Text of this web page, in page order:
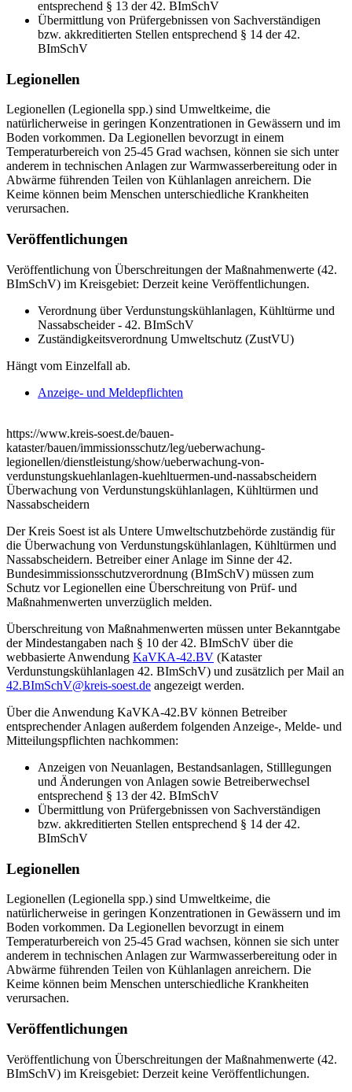
entsprechend § 13 der 42. BImSchV
Übermittlung von Prüfergebnissen von Sachverständigen
bzw. akkreditierten Stellen entsprechend § 14 der 42.
BImSchV
Legionellen
Legionellen (Legionella spp.) sind Umweltkeime, die
natürlicherweise in geringen Konzentrationen in Gewässern und im
Boden vorkommen. Da Legionellen bevorzugt in einem
Temperaturbereich von 25-45 Grad wachsen, können sie sich unter
anderem in technischen Anlagen zur Warmwasserbereitung oder in
Abwärme führenden Teilen von Kühlanlagen anreichern. Die
Keime können beim Menschen unterschiedliche Krankheiten
verursachen.
Veröffentlichungen
Veröffentlichung von Überschreitungen der Maßnahmenwerte (42.
BImSchV) im Kreisgebiet: Derzeit keine Veröffentlichungen.
Verordnung über Verdunstungskühlanlagen, Kühltürme und
Nassabscheider - 42. BImSchV
Zuständigkeitsverordnung Umweltschutz (ZustVU)
Hängt vom Einzelfall ab.
Anzeige- und Meldepflichten
https://www.kreis-soest.de/bauen-
kataster/bauen/immissionsschutz/leg/ueberwachung-
legionellen/dienstleistung/show/ueberwachung-von-
verdunstungskuehlanlagen-kuehltuermen-und-nassabscheidern
Überwachung von Verdunstungskühlanlagen, Kühltürmen und
Nassabscheidern
Der Kreis Soest ist als Untere Umweltschutzbehörde zuständig für
die Überwachung von Verdunstungskühlanlagen, Kühltürmen und
Nassabscheidern. Betreiber einer Anlage im Sinne der 42.
Bundesimmissionsschutzverordnung (BImSchV) müssen zum
Schutz vor Legionellen eine Überschreitung von Prüf- und
Maßnahmenwerten unverzüglich melden.
Überschreitung von Maßnahmenwerten müssen unter Bekanntgabe
der Mindestangaben nach § 10 der 42. BImSchV über die
webbasierte Anwendung KaVKA-42.BV (Kataster
Verdunstungskühlanlagen 42. BImSchV) und zusätzlich per Mail an
42.BImSchV@kreis-soest.de angezeigt werden.
Über die Anwendung KaVKA-42.BV können Betreiber
entsprechender Anlagen außerdem folgenden Anzeige-, Melde- und
Mitteilungspflichten nachkommen:
Anzeigen von Neuanlagen, Bestandsanlagen, Stilllegungen
und Änderungen von Anlagen sowie Betreiberwechsel
entsprechend § 13 der 42. BImSchV
Übermittlung von Prüfergebnissen von Sachverständigen
bzw. akkreditierten Stellen entsprechend § 14 der 42.
BImSchV
Legionellen
Legionellen (Legionella spp.) sind Umweltkeime, die
natürlicherweise in geringen Konzentrationen in Gewässern und im
Boden vorkommen. Da Legionellen bevorzugt in einem
Temperaturbereich von 25-45 Grad wachsen, können sie sich unter
anderem in technischen Anlagen zur Warmwasserbereitung oder in
Abwärme führenden Teilen von Kühlanlagen anreichern. Die
Keime können beim Menschen unterschiedliche Krankheiten
verursachen.
Veröffentlichungen
Veröffentlichung von Überschreitungen der Maßnahmenwerte (42.
BImSchV) im Kreisgebiet: Derzeit keine Veröffentlichungen.